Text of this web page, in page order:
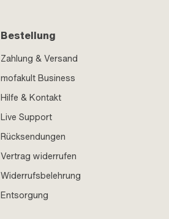
Bestellung
Zahlung & Versand
mofakult Business
Hilfe & Kontakt
Live Support
Rücksendungen
Vertrag widerrufen
Widerrufsbelehrung
Entsorgung